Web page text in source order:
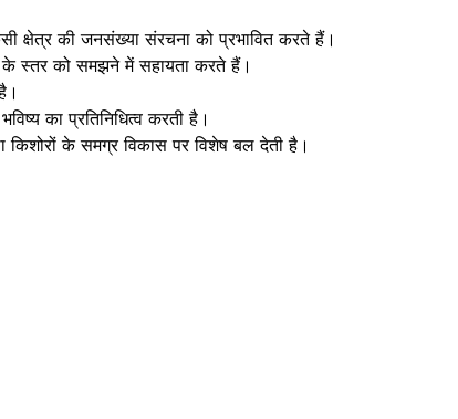
क्षेत्र की जनसंख्या संरचना को प्रभावित करते हैं।
स्तर को समझने में सहायता करते हैं।
का प्रतिनिधित्व करती है।
के समग्र विकास पर विशेष बल देती है।